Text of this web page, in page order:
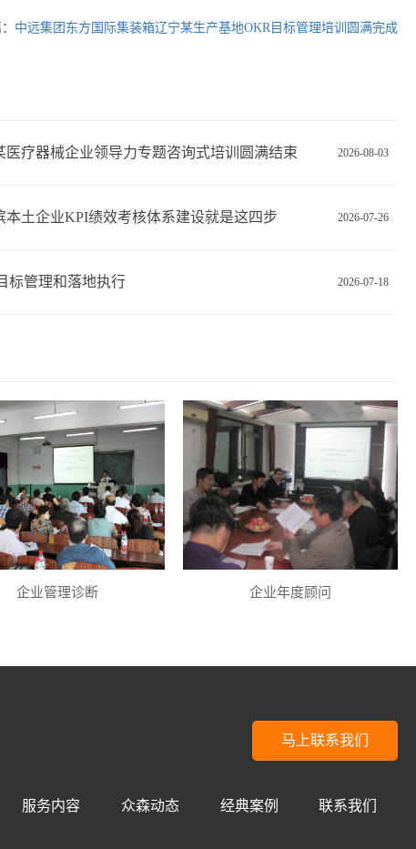
中远集团东方国际集装箱辽宁某生产基地OKR目标管理培训圆满完成
2026-08-03
医疗器械企业领导力专题咨询式培训圆满结束
2026-07-26
本土企业KPI绩效考核体系建设就是这四步
2026-07-18
标管理和落地执行
企业管理诊断 企业年度顾问
马上联系我们
服务内容 众森动态 经典案例 联系我们